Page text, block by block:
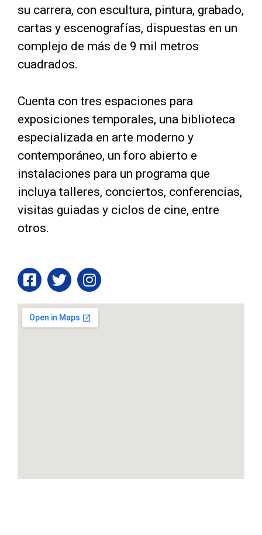
su carrera, con escultura, pintura, grabado,
cartas y escenografías, dispuestas en un
complejo de más de 9 mil metros
cuadrados.
Cuenta con tres espaciones para
exposiciones temporales, una biblioteca
especializada en arte moderno y
contemporáneo, un foro abierto e
instalaciones para un programa que
incluya talleres, conciertos, conferencias,
visitas guiadas y ciclos de cine, entre
otros.